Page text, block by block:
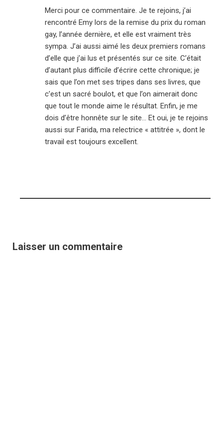
Merci pour ce commentaire. Je te rejoins, j’ai
rencontré Emy lors de la remise du prix du roman
gay, l’année dernière, et elle est vraiment très
sympa. J’ai aussi aimé les deux premiers romans
d’elle que j’ai lus et présentés sur ce site. C’était
d’autant plus difficile d’écrire cette chronique; je
sais que l’on met ses tripes dans ses livres, que
c’est un sacré boulot, et que l’on aimerait donc
que tout le monde aime le résultat. Enfin, je me
dois d’être honnête sur le site… Et oui, je te rejoins
aussi sur Farida, ma relectrice « attitrée », dont le
travail est toujours excellent.
Laisser un commentaire